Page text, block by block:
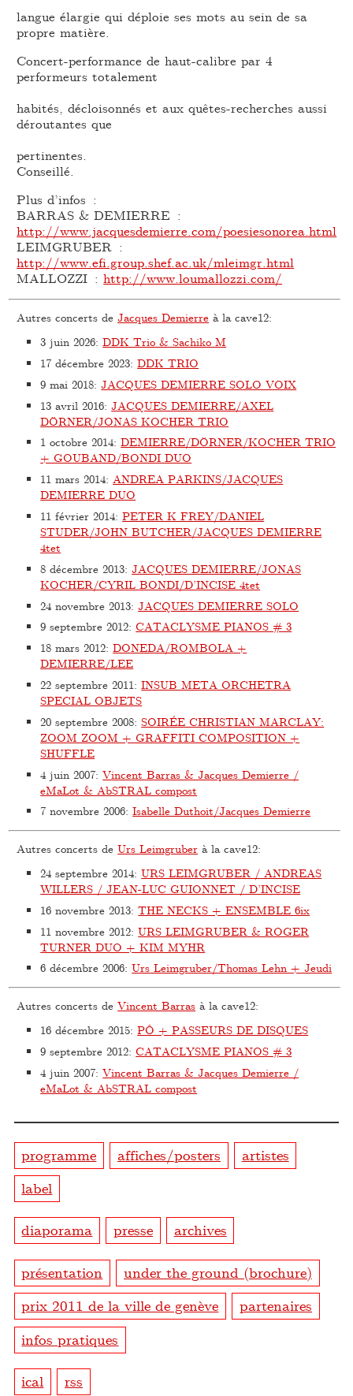
langue élargie qui déploie ses mots au sein de sa
propre matière.
Concert-performance de haut-calibre par 4
performeurs totalement
habités, décloisonnés et aux quêtes-recherches aussi
déroutantes que
pertinentes.
Conseillé.
Plus d’infos :
BARRAS & DEMIERRE :
http://www.jacquesdemierre.com/poesiesonorea.html
LEIMGRUBER :
http://www.efi.group.shef.ac.uk/mleimgr.html
MALLOZZI :http://www.loumallozzi.com/
Autres concerts deJacques Demierre à la cave12:
3 juin 2026:DDK Trio & Sachiko M
17 décembre 2023:DDK TRIO
9 mai 2018:JACQUES DEMIERRE SOLO VOIX
13 avril 2016:JACQUES DEMIERRE/AXEL
DÖRNER/JONAS KOCHER TRIO
1 octobre 2014:DEMIERRE/DÖRNER/KOCHER TRIO
+ GOUBAND/BONDI DUO
11 mars 2014:ANDREA PARKINS/JACQUES
DEMIERRE DUO
11 février 2014:PETER K FREY/DANIEL
STUDER/JOHN BUTCHER/JACQUES DEMIERRE
4tet
8 décembre 2013:JACQUES DEMIERRE/JONAS
KOCHER/CYRIL BONDI/D’INCISE 4tet
24 novembre 2013:JACQUES DEMIERRE SOLO
9 septembre 2012:CATACLYSME PIANOS # 3
18 mars 2012:DONEDA/ROMBOLA +
DEMIERRE/LEE
22 septembre 2011:INSUB META ORCHETRA
SPECIAL OBJETS
20 septembre 2008:SOIRÉE CHRISTIAN MARCLAY:
ZOOM ZOOM + GRAFFITI COMPOSITION +
SHUFFLE
4 juin 2007:Vincent Barras & Jacques Demierre /
eMaLot & AbSTRAL compost
7 novembre 2006:Isabelle Duthoit/Jacques Demierre
Autres concerts deUrs Leimgruber à la cave12:
24 septembre 2014:URS LEIMGRUBER / ANDREAS
WILLERS / JEAN-LUC GUIONNET / D’INCISE
16 novembre 2013:THE NECKS + ENSEMBLE 6ix
11 novembre 2012:URS LEIMGRUBER & ROGER
TURNER DUO + KIM MYHR
6 décembre 2006:Urs Leimgruber/Thomas Lehn + Jeudi
Autres concerts deVincent Barras à la cave12:
16 décembre 2015:PÔ + PASSEURS DE DISQUES
9 septembre 2012:CATACLYSME PIANOS # 3
4 juin 2007:Vincent Barras & Jacques Demierre /
eMaLot & AbSTRAL compost
programme affiches/posters
artistes
label
diaporama presse archives
présentation
under the ground (brochure)
prix 2011 de la ville de genève
partenaires
infos pratiques
ical rss